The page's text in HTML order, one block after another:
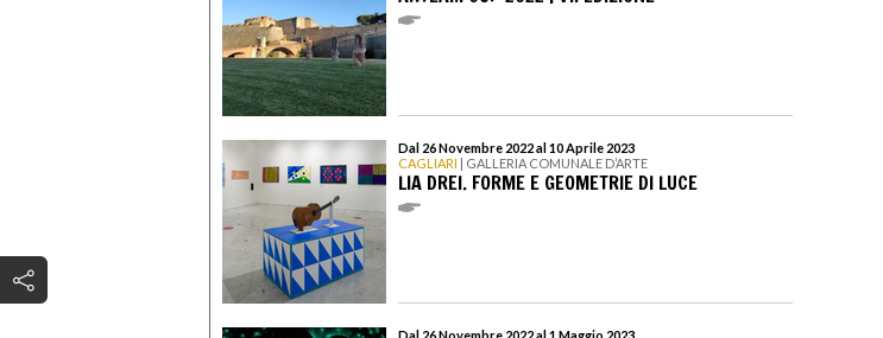
Dal 26 Novembre 2022 al 10 Aprile 2023
CAGLIARI | GALLERIA COMUNALE D’ARTE
LIA DREI. FORME E GEOMETRIE DI LUCE
Dal 26 Novembre 2022 al 1 Maggio 2023